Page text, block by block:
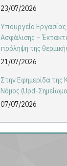
23/07/2026
Υπουργείο Εργασίας
Ασφάλισης –
πρόληψη της
21/07/2026
Στην Εφημερίδα της
Νόμος (Upd-
07/07/2026